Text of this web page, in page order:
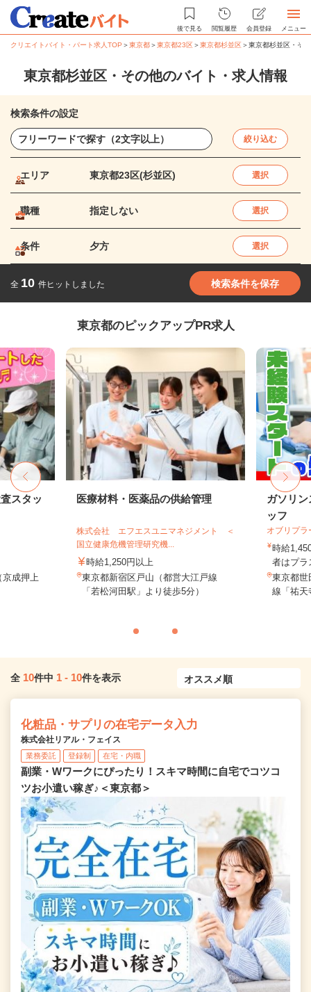
後で見る 閲覧履歴 会員登録 メニュー
クリエイトバイト・パート求人TOP ＞東京都＞東京都23区＞東京都杉並区＞東京都杉並区・そ
東京都杉並区・その他のバイト・求人情報
検索条件の設定
絞り込む
エリア 東京都23区(杉並区) 選択
職種 指定しない 選択
条件 夕方 選択
全 10 件ヒットしました 検索条件を保存
東京都のピックアップPR求人
スタッ
京成押上
医療材料・医薬品の供給管理
株式会社 エフエスユニマネジメント ＜
国立健康危機管理研究機...
時給1,250円以上
東京都新宿区戸山（都営大江戸線
「若松河田駅」より徒歩5分）
ガソリ
ッフ
オブリプ
時給
者はプラ
東京都世
線「祐天
全 10件中 1 - 10件を表示
化粧品・サプリの在宅データ入力
株式会社リアル・フェイス
業務委託 登録制 在宅・内職
副業・Wワークにぴったり！スキマ時間に自宅でコツコ
ツお小遣い稼ぎ♪＜東京都＞